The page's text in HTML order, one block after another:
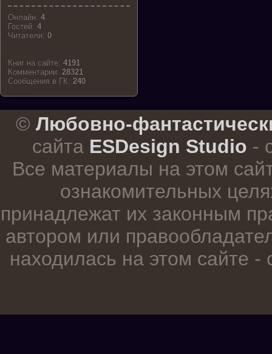
Онлайн:4
Гостей:4
Читатели:0
Книг на сайте:4191
Комментарии:28321
Cообщения в ГК:240
©Любовно-
сайта ESDesign Studio -
Все материалы на этом
ознакомительных
принадлежат их законным
автором или
находилась на этом сайте